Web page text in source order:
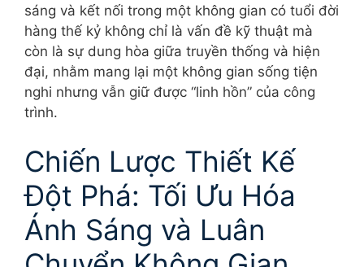
sáng và kết nối trong một không gian có tuổi đời
hàng thế kỷ không chỉ là vấn đề kỹ thuật mà
còn là sự dung hòa giữa truyền thống và hiện
đại, nhằm mang lại một không gian sống tiện
nghi nhưng vẫn giữ được “linh hồn” của công
trình.
Chiến Lược Thiết Kế
Đột Phá: Tối Ưu Hóa
Ánh Sáng và Luân